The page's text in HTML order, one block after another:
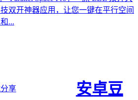
双开神器应用，让您一键在平行空间
...
享
安卓豆